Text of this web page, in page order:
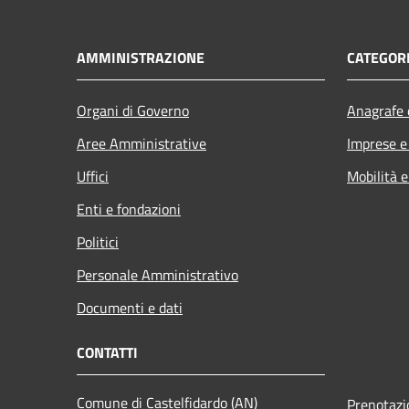
AMMINISTRAZIONE
Organi di Governo
Aree Amministrative
Uffici
Enti e fondazioni
Politici
Personale Amministrativo
Documenti e dati
Imprese
Mobilità
CONTATTI
Comune di Castelfidardo (AN)